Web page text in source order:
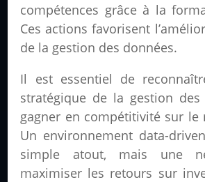
compétences grâce à la
Ces actions favorisent
de la gestion des données.
Il est essentiel de
stratégique de la gestion
gagner en compétitivité sur le
Un environnement data-
simple atout, mais une
maximiser les retours sur